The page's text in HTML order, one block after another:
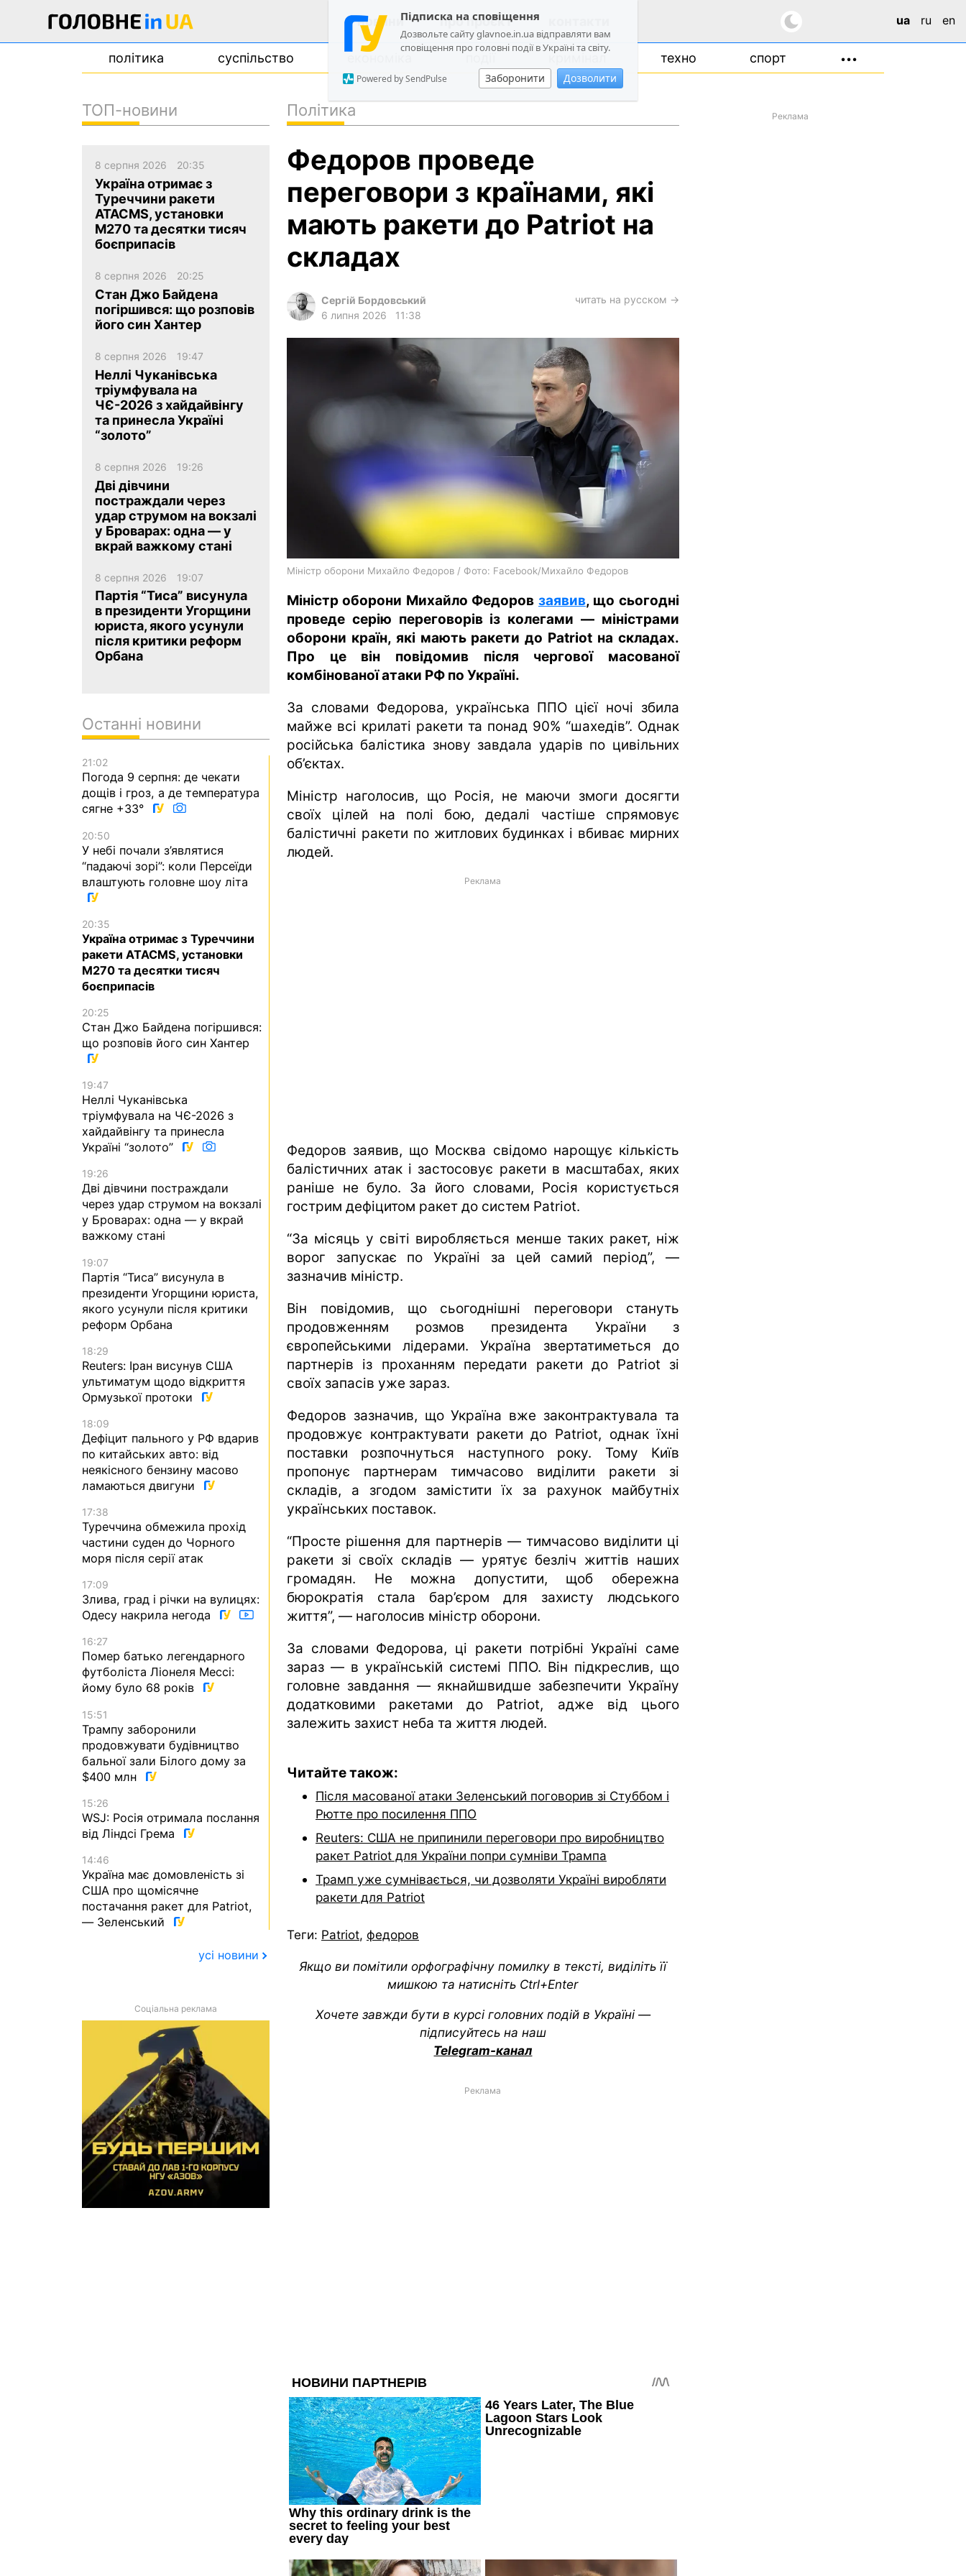
Підписка на сповіщення
Дозвольте сайту glavnoe.in.ua відправляти вам
сповіщення про головні події в Україні та світу.
Заборонити Дозволити
Powered by SendPulse
новини про проєкт ua ru en
політика суспільство кримінал техно спорт •••
політика
суспільство
економіка
події
кримінал
gambling
en
Політика
Федоров проведе
переговори з країнами, які
мають ракети до Patriot на
складах
Сергій Бордовський
6 липня 2026
11:38
читать на русском →
Міністр оборони Михайло Федоров / Фото: Facebook/Михайло Федоров
Міністр оборони Михайло Федоров заявив, що сьогодні
проведе серію переговорів із колегами — міністрами
оборони країн, які мають ракети до Patriot на складах.
Про це він повідомив після чергової масованої
комбінованої атаки РФ по Україні.
За словами Федорова, українська ППО цієї ночі збила
майже всі крилаті ракети та понад 90% “шахедів”. Однак
російська балістика знову завдала ударів по цивільних
об’єктах.
Міністр наголосив, що Росія, не маючи змоги досягти
своїх цілей на полі бою, дедалі частіше спрямовує
балістичні ракети по житлових будинках і вбиває мирних
людей.
Реклама
Федоров заявив, що Москва свідомо нарощує кількість
балістичних атак і застосовує ракети в масштабах, яких
раніше не було. За його словами, Росія користується
гострим дефіцитом ракет до систем Patriot.
“За місяць у світі виробляється менше таких ракет, ніж
ворог запускає по Україні за цей самий період”, —
зазначив міністр.
Він повідомив, що сьогоднішні переговори стануть
продовженням розмов президента України з
європейськими лідерами. Україна звертатиметься до
партнерів із проханням передати ракети до Patriot зі
своїх запасів уже зараз.
Федоров зазначив, що Україна вже законтрактувала та
продовжує контрактувати ракети до Patriot, однак їхні
поставки розпочнуться наступного року. Тому Київ
пропонує партнерам тимчасово виділити ракети зі
складів, а згодом замістити їх за рахунок майбутніх
українських поставок.
“Просте рішення для партнерів — тимчасово виділити ці
ракети зі своїх складів — урятує безліч життів наших
громадян. Не можна допустити, щоб обережна
бюрократія стала бар’єром для захисту людського
життя”, — наголосив міністр оборони.
За словами Федорова, ці ракети потрібні Україні саме
зараз — в українській системі ППО. Він підкреслив, що
головне завдання — якнайшвидше забезпечити Україну
додатковими ракетами до Patriot, адже від цього
залежить захист неба та життя людей.
Читайте також:
Після масованої атаки Зеленський поговорив зі Стуббом і
Рютте про посилення ППО
Reuters: США не припинили переговори про виробництво
ракет Patriot для України попри сумніви Трампа
Трамп уже сумнівається, чи дозволяти Україні виробляти
ракети для Patriot
Теги: Patriot, федоров
Якщо ви помітили орфографічну помилку в тексті, виділіть її
мишкою та натисніть Ctrl+Enter
Хочете завжди бути в курсі головних подій в Україні —
підписуйтесь на наш
Telegram-канал
Реклама
Реклама
ТОП-новини
8 серпня 2026 20:35
Україна отримає з
Туреччини ракети
ATACMS, установки
M270 та десятки тисяч
боєприпасів
8 серпня 2026 20:25
Стан Джо Байдена
погіршився: що розповів
його син Хантер
8 серпня 2026 19:47
Неллі Чуканівська
тріумфувала на
ЧЄ-2026 з хайдайвінгу
та принесла Україні
“золото”
8 серпня 2026 19:26
Дві дівчини
постраждали через
удар струмом на вокзалі
у Броварах: одна — у
вкрай важкому стані
8 серпня 2026 19:07
Партія “Тиса” висунула
в президенти Угорщини
юриста, якого усунули
після критики реформ
Орбана
Останні новини
21:02
Погода 9 серпня: де чекати
дощів і гроз, а де температура
сягне +33°
20:50
У небі почали з’являтися
“падаючі зорі”: коли Персеїди
влаштують головне шоу літа
20:35
Україна отримає з Туреччини
ракети ATACMS, установки
M270 та десятки тисяч
боєприпасів
20:25
Стан Джо Байдена погіршився:
що розповів його син Хантер
19:47
Неллі Чуканівська
тріумфувала на ЧЄ-2026 з
хайдайвінгу та принесла
Україні “золото”
19:26
Дві дівчини постраждали
через удар струмом на вокзалі
у Броварах: одна — у вкрай
важкому стані
19:07
Партія “Тиса” висунула в
президенти Угорщини юриста,
якого усунули після критики
реформ Орбана
18:29
Reuters: Іран висунув США
ультиматум щодо відкриття
Ормузької протоки
18:09
Дефіцит пального у РФ вдарив
по китайських авто: від
неякісного бензину масово
ламаються двигуни
17:38
Туреччина обмежила прохід
частини суден до Чорного
моря після серії атак
17:09
Злива, град і річки на вулицях:
Одесу накрила негода
16:27
Помер батько легендарного
футболіста Ліонеля Мессі:
йому було 68 років
15:51
Трампу заборонили
продовжувати будівництво
бальної зали Білого дому за
$400 млн
15:26
WSJ: Росія отримала послання
від Ліндсі Грема
14:46
Україна має домовленість зі
США про щомісячне
постачання ракет для Patriot,
— Зеленський
усі новини
Соціальна реклама